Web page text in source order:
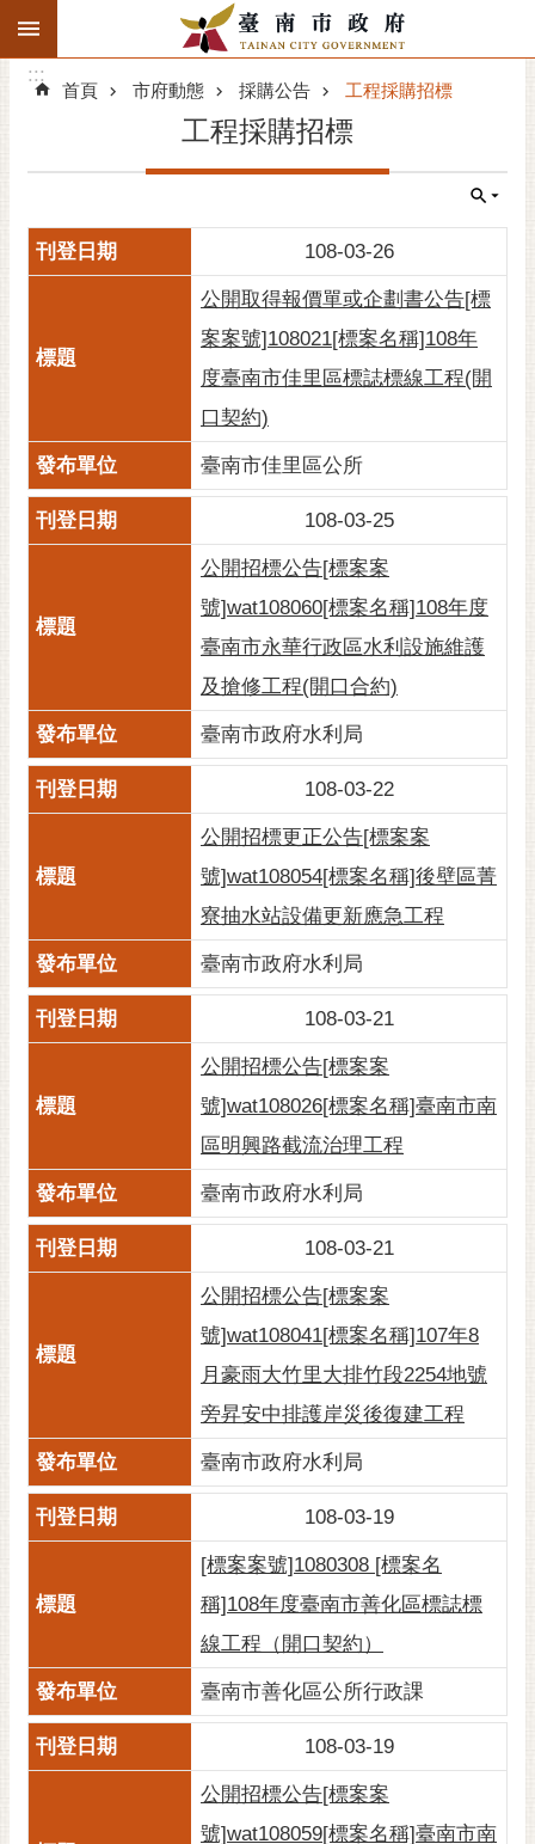
跳到主要內容區塊
搜
階
市府動態
市政資訊
市民互動
哲
花
站
導
覽
訂
RSS
閱
電
子
報
信
日
本
私
及
安
全
政
策
:::
:::
首頁 市府動態 採購公告 工程採購招標
工程採購招標
108-03-26
公開取得報價單或企劃書公告[標
案案號]108021[標案名稱]108年
度臺南市佳里區標誌標線工程(開
口契約)
臺南市佳里區公所
108-03-25
公開招標公告[標案案
號]wat108060[標案名稱]108年度
臺南市永華行政區水利設施維護
及搶修工程(開口合約)
臺南市政府水利局
108-03-22
公開招標更正公告[標案案
號]wat108054[標案名稱]後壁區菁
寮抽水站設備更新應急工程
臺南市政府水利局
108-03-21
公開招標公告[標案案
號]wat108026[標案名稱]臺南市南
區明興路截流治理工程
臺南市政府水利局
108-03-21
公開招標公告[標案案
號]wat108041[標案名稱]107年8
月豪雨大竹里大排竹段2254地號
旁昇安中排護岸災後復建工程
臺南市政府水利局
108-03-19
[標案案號]1080308 [標案名
稱]108年度臺南市善化區標誌標
線工程（開口契約）
臺南市善化區公所行政課
108-03-19
公開招標公告[標案案
號]wat108059[標案名稱]臺南市南